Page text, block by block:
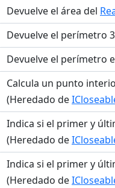
Devuelve el área del
Devuelve el perímetro
Devuelve el perímetro
Calcula un punto
(Heredado de
Indica si el primer y
(Heredado de
Indica si el primer y
(Heredado de